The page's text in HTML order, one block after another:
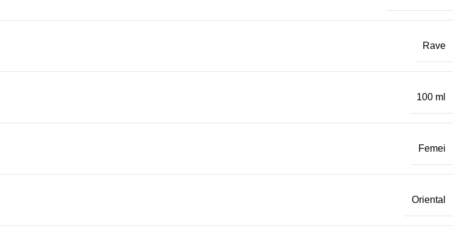
Rave
100 ml
Femei
Oriental